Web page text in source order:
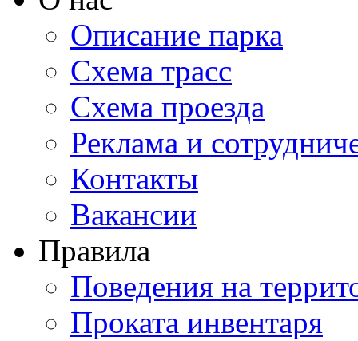
Описание парка
Схема трасс
Схема проезда
Реклама и
Контакты
Вакансии
Правила
Поведения на
Проката инвентаря